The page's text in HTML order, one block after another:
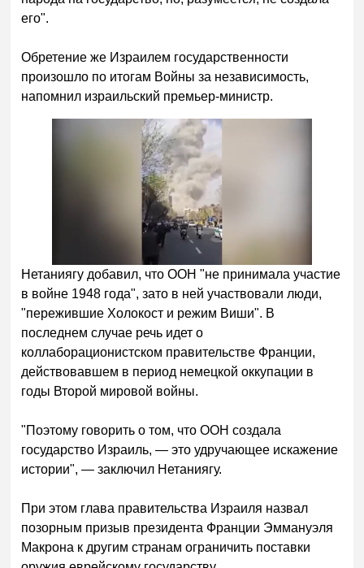
его".
Обретение же Израилем государственности
произошло по итогам Войны за независимость,
напомнил израильский премьер-министр.
Нетаниягу добавил, что ООН "не принимала участие
в войне 1948 года", зато в ней участвовали люди,
"пережившие Холокост и режим Виши". В
последнем случае речь идет о
коллаборационистском правительстве Франции,
действовавшем в период немецкой оккупации в
годы Второй мировой войны.
"Поэтому говорить о том, что ООН создала
государство Израиль, — это удручающее искажение
истории", — заключил Нетаниягу.
При этом глава правительства Израиля назвал
позорным призыв президента Франции Эммануэля
Макрона к другим странам ограничить поставки